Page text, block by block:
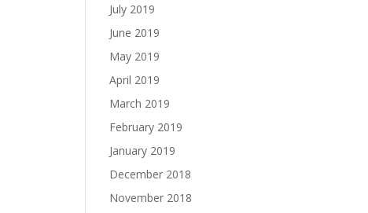
July 2019
June 2019
May 2019
April 2019
March 2019
February 2019
January 2019
December 2018
November 2018